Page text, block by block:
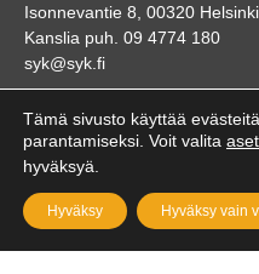
Isonnevantie 8, 00320 Helsinki
Kanslia puh. 09 4774 180
syk@syk.fi
Tämä sivusto käyttää
parantamiseksi. Voit valita
hyväksyä.
Hyväksy Hyväksy vain